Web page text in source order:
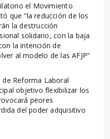
el Movimiento
que “la reducción de los
la destrucción
solidario, con la baja
la intención de
al modelo de las AFJP”
Reforma Laboral
objetivo flexibilizar los
peores
del poder adquisitivo